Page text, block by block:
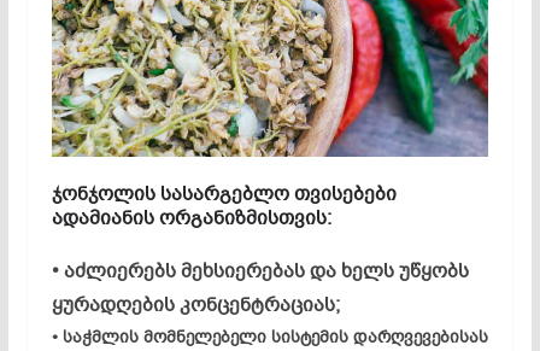
ჯონჯოლის სასარგებლო თვისებები
ადამიანის ორგანიზმისთვის:
• აძლიერებს მეხსიერებას და ხელს უწყობს
ყურადღების კონცენტრაციას;
• საჭმლის მომნელებელი სისტემის დარღვევებისას